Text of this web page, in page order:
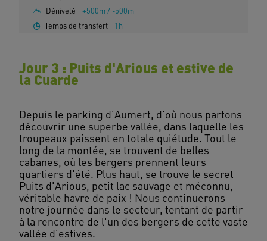
Dénivelé
+500m / -500m
Temps de transfert
1h
Jour 3 : Puits d'Arious et estive de
la Cuarde
Depuis le parking d'Aumert, d'où nous partons
découvrir une superbe vallée, dans laquelle les
troupeaux paissent en totale quiétude. Tout le
long de la montée, se trouvent de belles
cabanes, où les bergers prennent leurs
quartiers d'été. Plus haut, se trouve le secret
Puits d'Arious, petit lac sauvage et méconnu,
véritable havre de paix ! Nous continuerons
notre journée dans le secteur, tentant de partir
à la rencontre de l'un des bergers de cette vaste
vallée d'estives.